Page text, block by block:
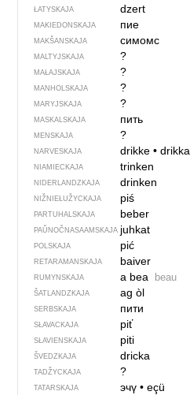
ŁATYSKAJA dzert
MAKIEDONSKAJA пие
MAKŠANSKAJA симомс
MALTYJSKAJA ?
MAŁAJSKAJA ?
MANHOLSKAJA ?
MARYJSKAJA ?
MASKALSKAJA пить
MENSKAJA ?
NARVESKAJA drikke• drikka
NIAMIECKAJA trinken
NIDERLANDZKAJA drinken
NIŽNIEŁUŽYCKAJA piś
PARTUHALSKAJA beber
PAŬNOČ­NA­SA­AM­SKAJA juhkat
POLSKAJA pić
RETARAMANSKAJA baiver
RUMYNSKAJA a bea beau
ŠATLANDZKAJA ag òl
SERBSKAJA пити
SŁAVACKAJA piť
SŁAVIENSKAJA piti
ŠVEDZKAJA dricka
TADŽYCKAJA ?
TATARSKAJA эчү• eçü